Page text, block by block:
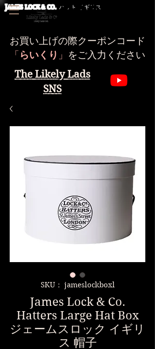
JAMES LOCK & CO. ハット イギリス
お買い上げの際クーポンコード
​「 らいくり 」 をご入力ください
The Likely Lads
SNS
SKU： jameslockboxl
James Lock & Co.
Hatters Large Hat Box
ジェームスロック イギリ
ス 帽子